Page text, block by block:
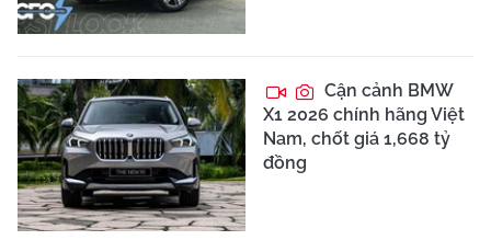
Cận cảnh BMW
X1 2026 chính hãng Việt
Nam, chốt giá 1,668 tỷ
đồng